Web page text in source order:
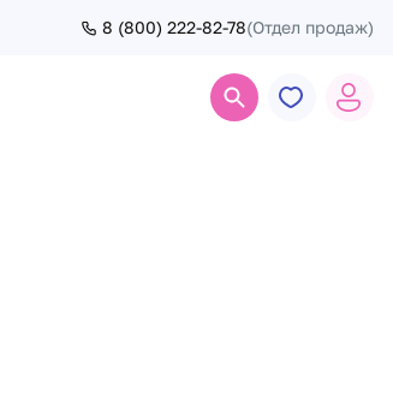
8 (800) 222-82-78(Отдел продаж)